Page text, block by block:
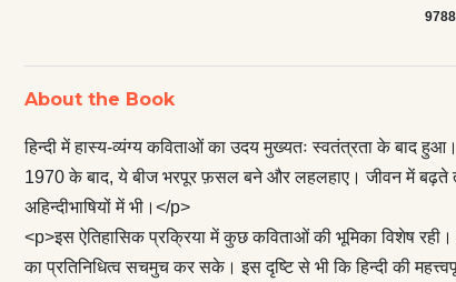
एक संकलन
धारा की
About the Book
हिन्दी में हास्य-व्यंग्य कविताओं का उदय मुख्यतः स्वतंत्रता के बाद
1970 के बाद, ये बीज भरपूर फ़सल बने और लहलहाए। जीवन में बढ़ते
अहिन्दीभाषियों में भी।</p>
<p>इस ऐतिहासिक प्रक्रिया में कुछ कविताओं की भूमिका विशेष
का प्रतिनिधित्व सचमुच कर सके। इस दृष्टि से भी कि हिन्दी की